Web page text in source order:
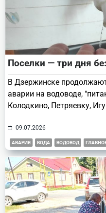
Поселки — три дня
В Дзержинске
аварии на водоводе,
Колодкино, Петряевку,
09.07.2026
АВАРИЯ ВОДА ВОДОВОД